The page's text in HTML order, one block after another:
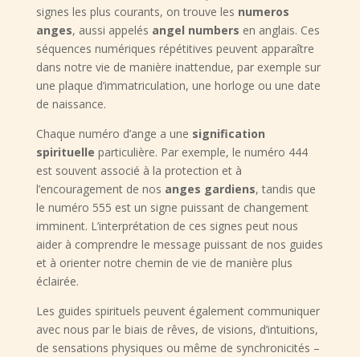
signes les plus courants, on trouve les numeros
anges, aussi appelés angel numbers en anglais. Ces
séquences numériques répétitives peuvent apparaître
dans notre vie de manière inattendue, par exemple sur
une plaque d’immatriculation, une horloge ou une date
de naissance.
Chaque numéro d’ange a une signification
spirituelle particulière. Par exemple, le numéro 444
est souvent associé à la protection et à
l’encouragement de nos anges gardiens, tandis que
le numéro 555 est un signe puissant de changement
imminent. L’interprétation de ces signes peut nous
aider à comprendre le message puissant de nos guides
et à orienter notre chemin de vie de manière plus
éclairée.
Les guides spirituels peuvent également communiquer
avec nous par le biais de rêves, de visions, d’intuitions,
de sensations physiques ou même de synchronicités –